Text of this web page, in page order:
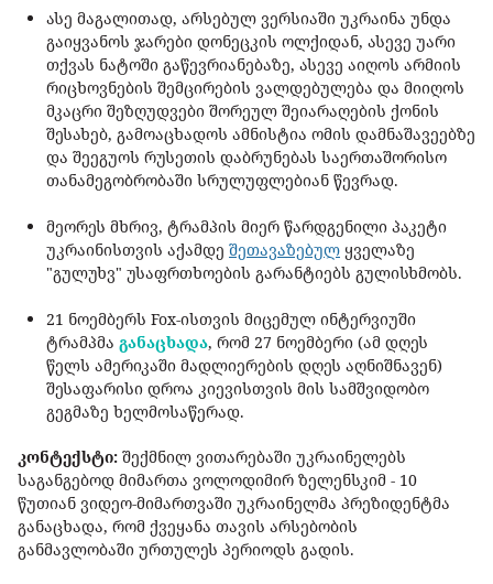
ასე მაგალითად, არსებულ ვერსიაში უკრაინა უნდა
გაიყვანოს ჯარები დონეცკის ოლქიდან, ასევე უარი
თქვას ნატოში გაწევრიანებაზე, ასევე აიღოს არმიის
რიცხოვნების შემცირების ვალდებულება და მიიღოს
მკაცრი შეზღუდვები შორეულ შეიარაღების ქონის
შესახებ, გამოაცხადოს ამნისტია ომის დამნაშავეებზე
და შეეგუოს რუსეთის დაბრუნებას საერთაშორისო
თანამეგობრობაში სრულუფლებიან წევრად.
მეორეს მხრივ, ტრამპის მიერ წარდგენილი პაკეტი
უკრაინისთვის აქამდე შეთავაზებულ ყველაზე
"გულუხვ" უსაფრთხოების გარანტიებს გულისხმობს.
21 ნოემბერს Fox-ისთვის მიცემულ ინტერვიუში
ტრამპმა განაცხადა, რომ 27 ნოემბერი (ამ დღეს
წელს ამერიკაში მადლიერების დღეს აღნიშნავენ)
შესაფარისი დროა კიევისთვის მის სამშვიდობო
გეგმაზე ხელმოსაწერად.
კონტექსტი: შექმნილ ვითარებაში უკრაინელებს
საგანგებოდ მიმართა ვოლოდიმირ ზელენსკიმ - 10
წუთიან ვიდეო-მიმართვაში უკრაინელმა პრეზიდენტმა
განაცხადა, რომ ქვეყანა თავის არსებობის
განმავლობაში ურთულეს პერიოდს გადის.